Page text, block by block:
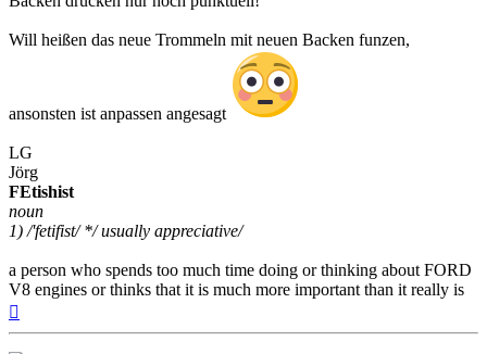
Will heißen das neue Trommeln mit neuen Backen funzen,
ansonsten ist anpassen angesagt
LG
Jörg
FEtishist
noun
1) /'fetifist/ */ usually appreciative/
a person who spends too much time doing or thinking about FORD
V8 engines or thinks that it is much more important than it really is